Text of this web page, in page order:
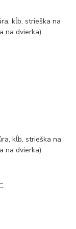
kĺb, strieška na
na dvierka).
kĺb, strieška na
na dvierka).